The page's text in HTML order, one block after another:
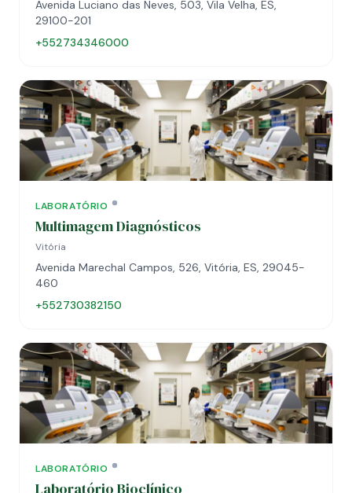
Avenida Luciano das Neves, 503, Vila Velha, ES,
29100-201
+552734346000
LABORATÓRIO
Multimagem Diagnósticos
Vitória
Avenida Marechal Campos, 526, Vitória, ES, 29045-
460
+552730382150
LABORATÓRIO
Laboratório Bioclínico